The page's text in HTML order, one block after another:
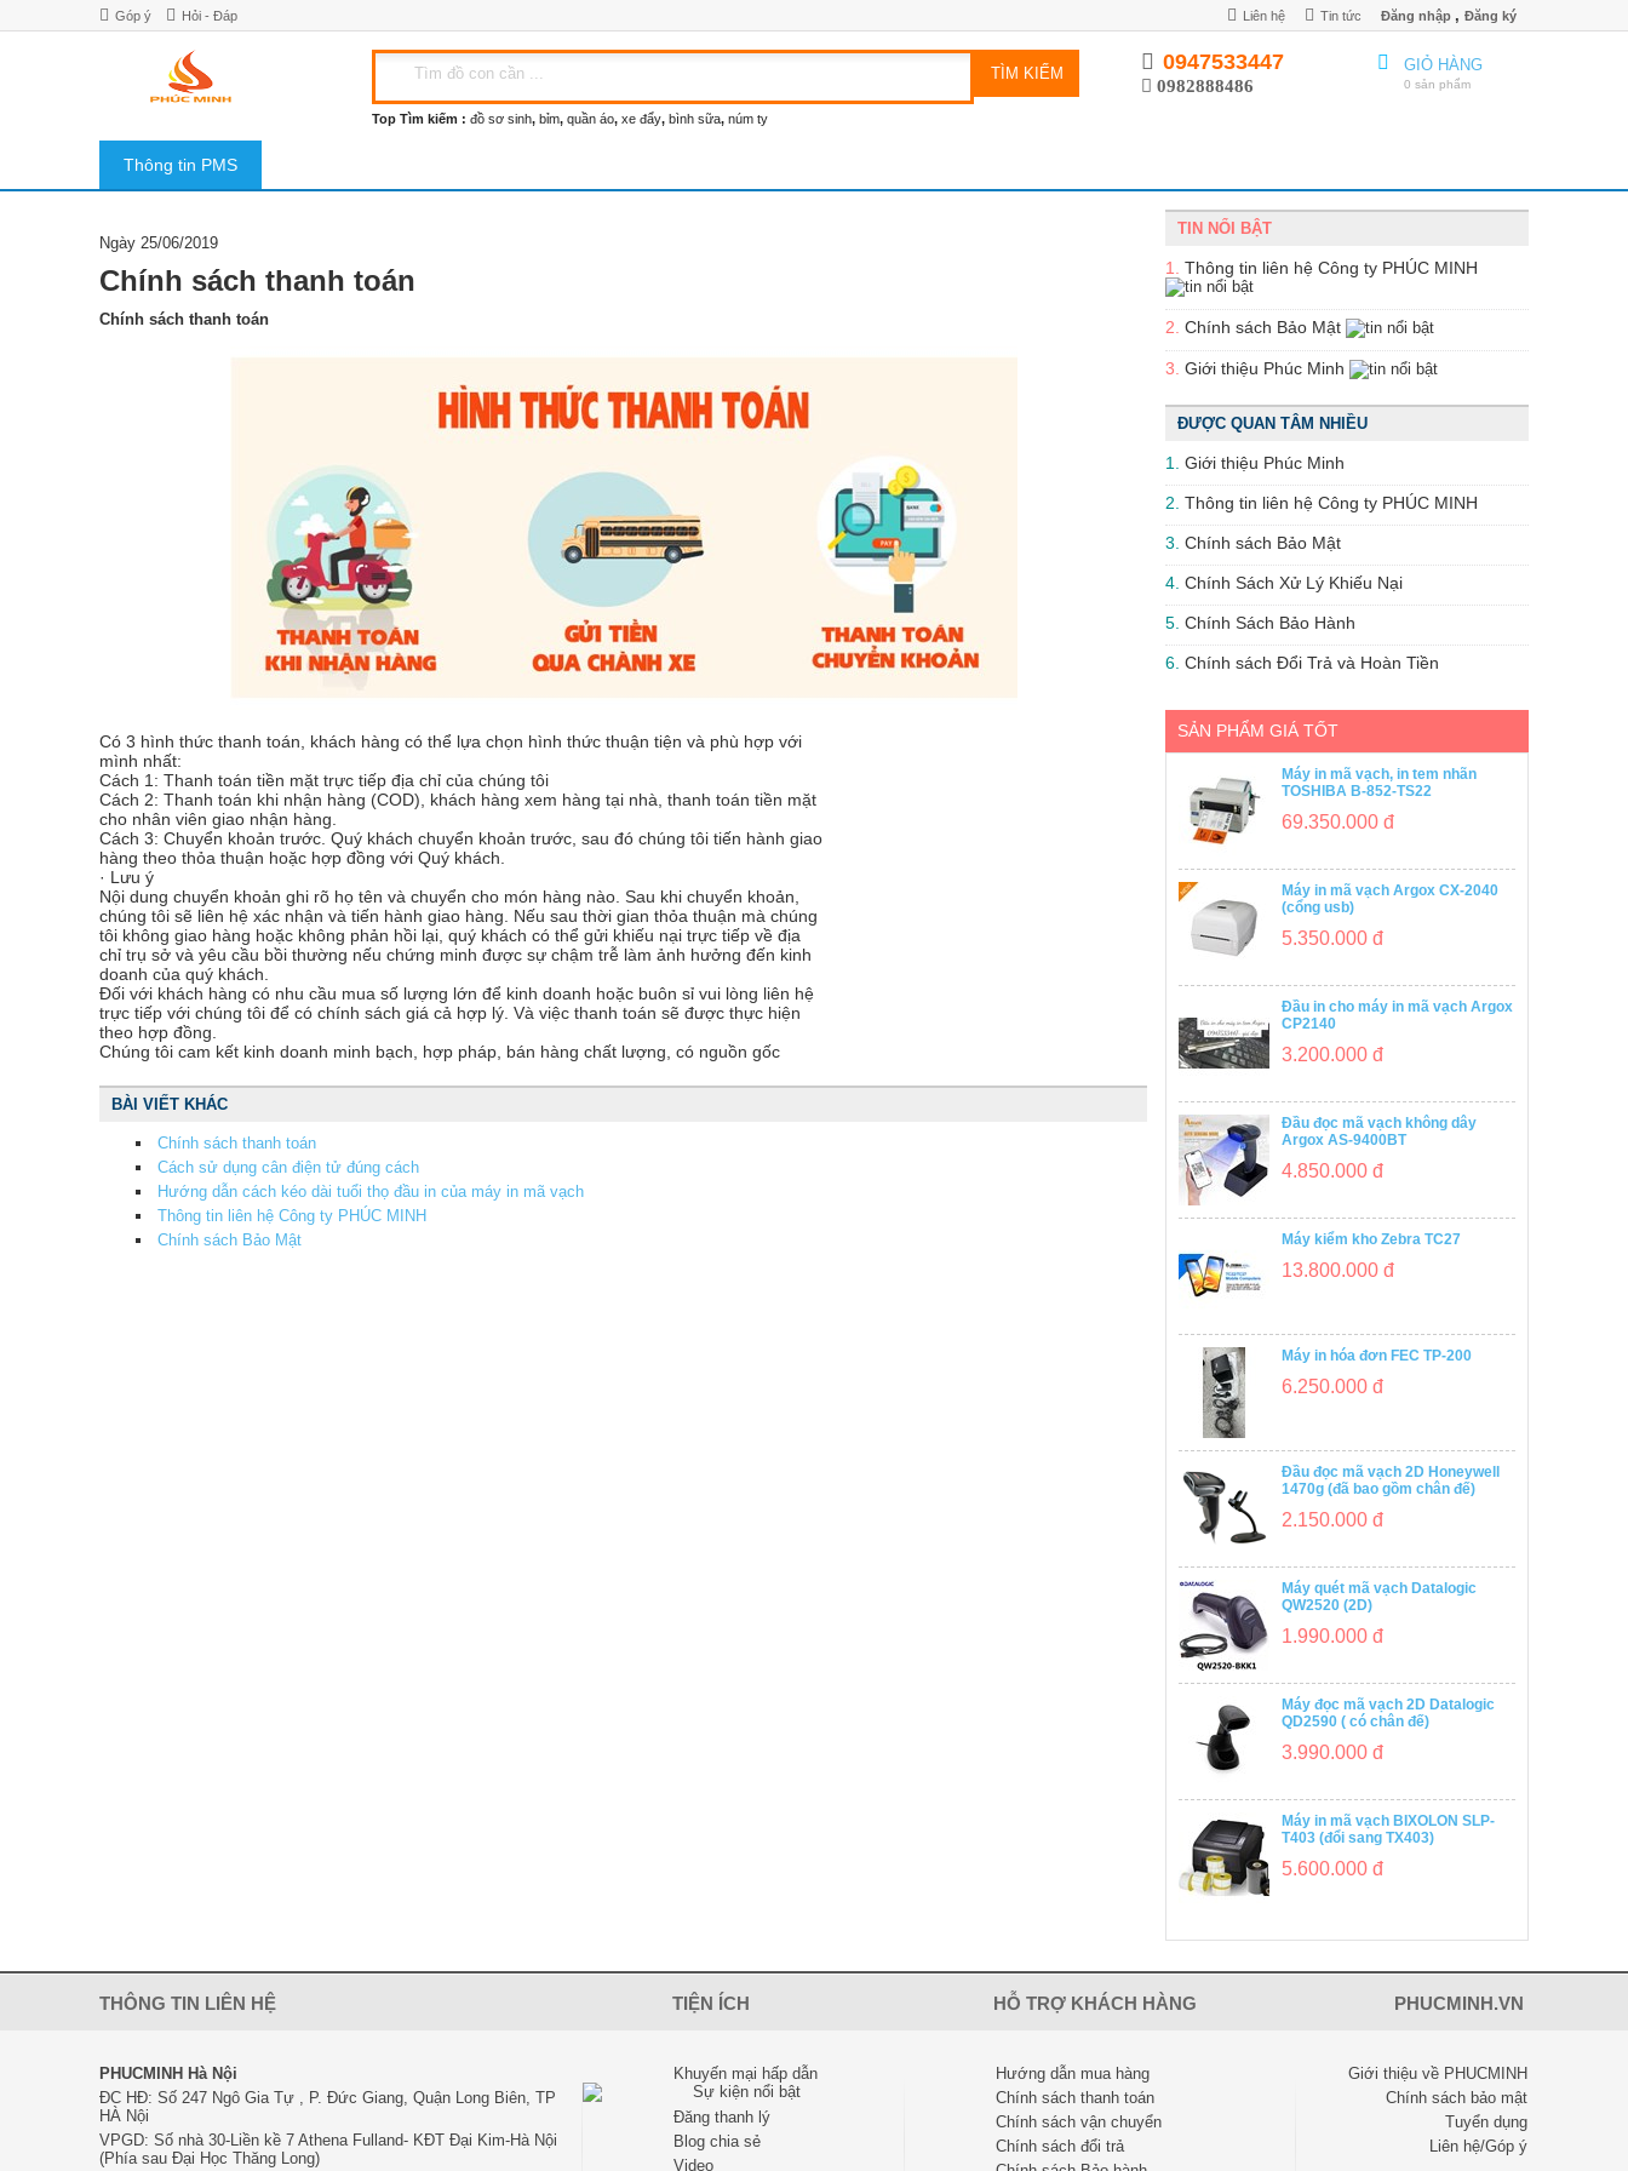
Góp ý Hỏi - Đáp Đăng nhập , Đăng ký
Tin tức
Liên hệ
Top Tìm kiếm : đồ sơ sinh, bỉm, quần áo, xe đẩy, bình sữa, núm ty
GIỎ HÀNG
0 sản phẩm
0947533447
0982888486
Thông tin PMS
Ngày 25/06/2019
Chính sách thanh toán
Chính sách thanh toán
Có 3 hình thức thanh toán, khách hàng có thể lựa chọn hình thức thuận tiện và phù hợp với
mình nhất:
Cách 1: Thanh toán tiền mặt trực tiếp địa chỉ của chúng tôi
Cách 2: Thanh toán khi nhận hàng (COD), khách hàng xem hàng tại nhà, thanh toán tiền mặt
cho nhân viên giao nhận hàng.
Cách 3: Chuyển khoản trước. Quý khách chuyển khoản trước, sau đó chúng tôi tiến hành giao
hàng theo thỏa thuận hoặc hợp đồng với Quý khách.
· Lưu ý
Nội dung chuyển khoản ghi rõ họ tên và chuyển cho món hàng nào. Sau khi chuyển khoản,
chúng tôi sẽ liên hệ xác nhận và tiến hành giao hàng. Nếu sau thời gian thỏa thuận mà chúng
tôi không giao hàng hoặc không phản hồi lại, quý khách có thể gửi khiếu nại trực tiếp về địa
chỉ trụ sở và yêu cầu bồi thường nếu chứng minh được sự chậm trễ làm ảnh hưởng đến kinh
doanh của quý khách.
Đối với khách hàng có nhu cầu mua số lượng lớn để kinh doanh hoặc buôn sỉ vui lòng liên hệ
trực tiếp với chúng tôi để có chính sách giá cả hợp lý. Và việc thanh toán sẽ được thực hiện
theo hợp đồng.
Chúng tôi cam kết kinh doanh minh bạch, hợp pháp, bán hàng chất lượng, có nguồn gốc
BÀI VIẾT KHÁC
Chính sách thanh toán
Cách sử dụng cân điện tử đúng cách
Hướng dẫn cách kéo dài tuổi thọ đầu in của máy in mã vạch
​Thông tin liên hệ Công ty PHÚC MINH
Chính sách Bảo Mật
TIN NỔI BẬT
1. ​Thông tin liên hệ Công ty PHÚC MINH
2. Chính sách Bảo Mật
3. Giới thiệu Phúc Minh
ĐƯỢC QUAN TÂM NHIỀU
1. Giới thiệu Phúc Minh
2. ​Thông tin liên hệ Công ty PHÚC MINH
3. Chính sách Bảo Mật
4. Chính Sách Xử Lý Khiếu Nại
5. Chính Sách Bảo Hành
6. Chính sách Đổi Trả và Hoàn Tiền
SẢN PHẨM GIÁ TỐT
Máy in mã vạch, in tem nhãn
TOSHIBA B-852-TS22
69.350.000 đ
Máy in mã vạch Argox CX-2040
(cổng usb)
5.350.000 đ
Đầu in cho máy in mã vạch Argox
CP2140
3.200.000 đ
Đầu đọc mã vạch không dây
Argox AS-9400BT
4.850.000 đ
Máy kiểm kho Zebra TC27
13.800.000 đ
Máy in hóa đơn FEC TP-200
6.250.000 đ
Đầu đọc mã vạch 2D Honeywell
1470g (đã bao gồm chân đế)
2.150.000 đ
Máy quét mã vạch Datalogic
QW2520 (2D)
1.990.000 đ
Máy đọc mã vạch 2D Datalogic
QD2590 ( có chân đế)
3.990.000 đ
Máy in mã vạch BIXOLON SLP-
T403 (đổi sang TX403)
5.600.000 đ
THÔNG TIN LIÊN HỆ TIỆN ÍCH HỖ TRỢ KHÁCH HÀNG PHUCMINH.VN
PHUCMINH Hà Nội
ĐC HĐ: Số 247 Ngô Gia Tự , P. Đức Giang, Quận Long Biên, TP
HÀ Nội
VPGD: Số nhà 30-Liền kề 7 Athena Fulland- KĐT Đại Kim-Hà Nội
(Phía sau Đại Học Thăng Long)
Khuyến mại hấp dẫn
Đăng thanh lý
Blog chia sẻ
Video
Hướng dẫn mua hàng
Chính sách thanh toán
Chính sách vận chuyển
Chính sách đổi trả
Giới thiệu về PHUCMINH
Chính sách bảo mật
Tuyển dụng
Liên hệ/Góp ý